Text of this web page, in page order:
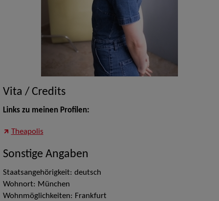
Vita / Credits
Links zu meinen Profilen:
Theapolis
Sonstige Angaben
Staatsangehörigkeit: deutsch
Wohnort: München
Wohnmöglichkeiten: Frankfurt